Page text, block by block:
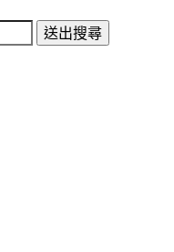
送出搜尋